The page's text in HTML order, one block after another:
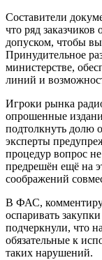
Составители
что ряд
допуском, чтобы
Принудительное
министерстве,
линий и
Игроки рынка
опрошенные
подтолкнуть долю
эксперты
процедур вопрос
предрешён ещё на
соображений
В ФАС,
оспаривать
подчеркнули, что
обязательные к
таких нарушений.